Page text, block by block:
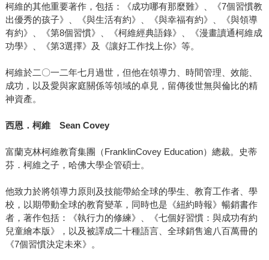
柯維的其他重要著作，包括：《成功哪有那麼難》、《7個習慣教
出優秀的孩子》、《與生活有約》、《與幸福有約》、《與領導
有約》、《第8個習慣》、《柯維經典語錄》、《漫畫讀通柯維成
功學》、《第3選擇》及《讓好工作找上你》等。
柯維於二〇一二年七月過世，但他在領導力、時間管理、效能、
成功，以及愛與家庭關係等領域的卓見，留傳後世無與倫比的精
神資產。
西恩．柯維 Sean Covey
富蘭克林柯維教育集團（FranklinCovey Education）總裁。史蒂
芬．柯維之子，哈佛大學企管碩士。
他致力於將領導力原則及技能帶給全球的學生、教育工作者、學
校，以期帶動全球的教育變革，同時也是《紐約時報》暢銷書作
者，著作包括：《執行力的修練》、《七個好習慣：與成功有約
兒童繪本版》，以及被譯成二十種語言、全球銷售逾八百萬冊的
《7個習慣決定未來》。